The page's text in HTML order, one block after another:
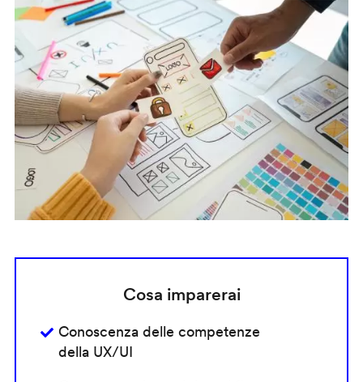
Cosa imparerai
Conoscenza delle competenze
della UX/UI